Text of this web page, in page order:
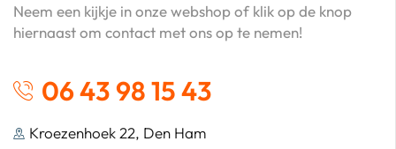
Neem een kijkje in onze webshop of klik op de knop
hiernaast om contact met ons op te nemen!
06 43 98 15 43
Kroezenhoek 22, Den Ham